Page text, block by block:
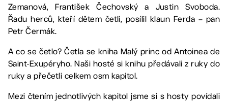
Zemanová, František Čechovský a Justin Svoboda.
Řadu herců, kteří dětem četli, posílil klaun Ferda – pan
Petr Čermák.
A co se četlo? Četla se kniha Malý princ od Antoinea de
Saint-Exupéryho. Naši hosté si knihu předávali z ruky do
ruky a přečetli celkem osm kapitol.
Mezi čtením jednotlivých kapitol jsme si s hosty povídali